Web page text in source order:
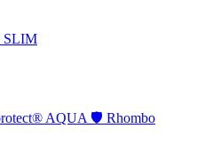
SLIM
AQUA 🛡️ Rhombo